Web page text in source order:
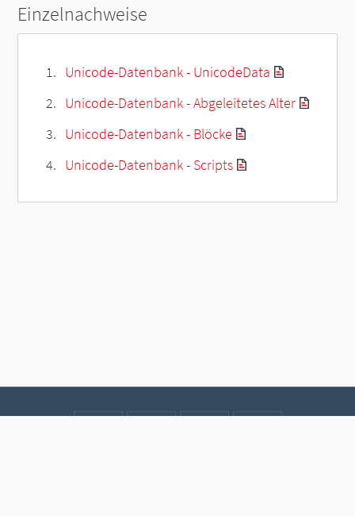
Einzelnachweise
Unicode-Datenbank - UnicodeData
Unicode-Datenbank - Abgeleitetes Alter
Unicode-Datenbank - Blöcke
Unicode-Datenbank - Scripts